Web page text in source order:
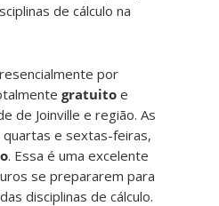
de cálculo na
por
gratuito e
de Joinville e região. As
e sextas-feiras,
. Essa é uma excelente
se prepararem para
disciplinas de cálculo.